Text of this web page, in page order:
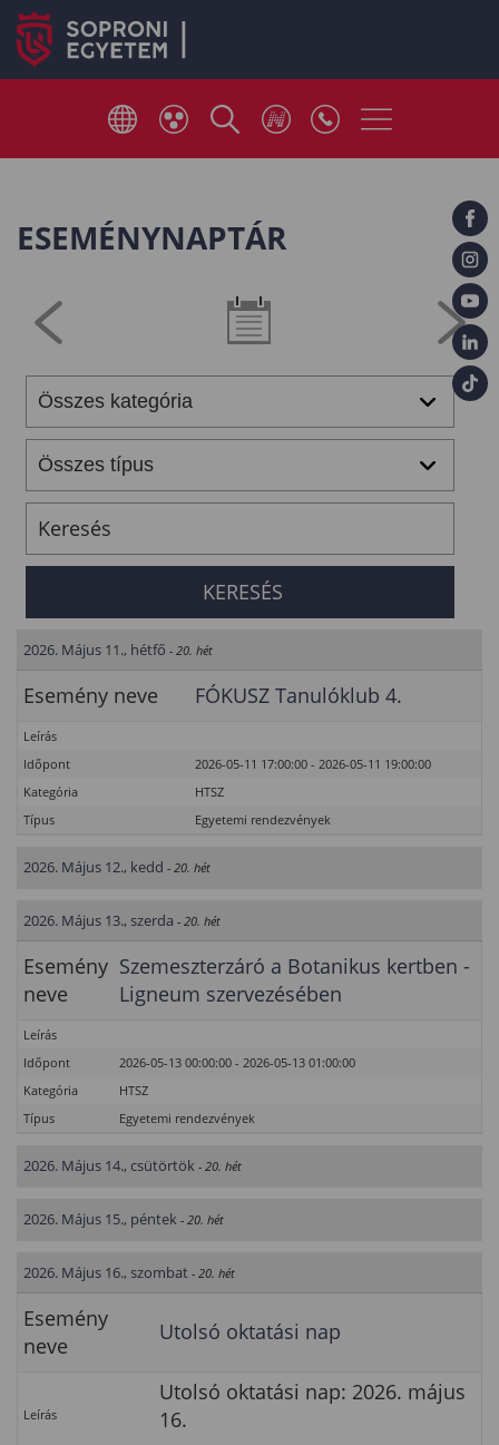
ESEMÉNYNAPTÁR
2026. Május 11., hétfő - 20. hét
Esemény neve FÓKUSZ Tanulóklub 4.
Leírás
Időpont
2026-05-11 17:00:00 - 2026-05-11 19:00:00
Kategória
HTSZ
Típus
Egyetemi rendezvények
2026. Május 12., kedd - 20. hét
2026. Május 13., szerda - 20. hét
Esemény
neve
Szemeszterzáró a Botanikus kertben -
Ligneum szervezésében
Leírás
Időpont
2026-05-13 00:00:00 - 2026-05-13 01:00:00
Kategória
HTSZ
Típus
Egyetemi rendezvények
2026. Május 14., csütörtök - 20. hét
2026. Május 15., péntek - 20. hét
2026. Május 16., szombat - 20. hét
Esemény
neve
Utolsó oktatási nap
Leírás
Utolsó oktatási nap: 2026. május
16.